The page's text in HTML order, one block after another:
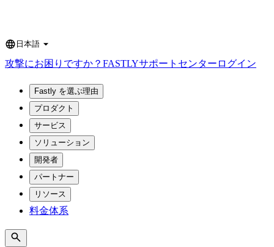
Language
日本語
攻撃にお困りですか？ FASTLYサポートセンター ログイン
Fastly を選ぶ理由
プロダクト
サービス
ソリューション
開発者
パートナー
リソース
料金体系